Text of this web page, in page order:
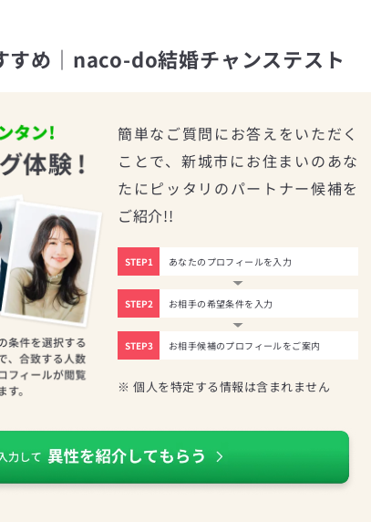
すめ｜naco-do結婚チャンステスト
簡単なご質問にお答えをいただく
ことで、新城市にお住まいのあな
たにピッタリのパートナー候補を
ご紹介!!
STEP1 あなたのプロフィールを入力
STEP2 お相手の希望条件を入力
STEP3 お相手候補のプロフィールをご案内
※ 個人を特定する情報は含まれません